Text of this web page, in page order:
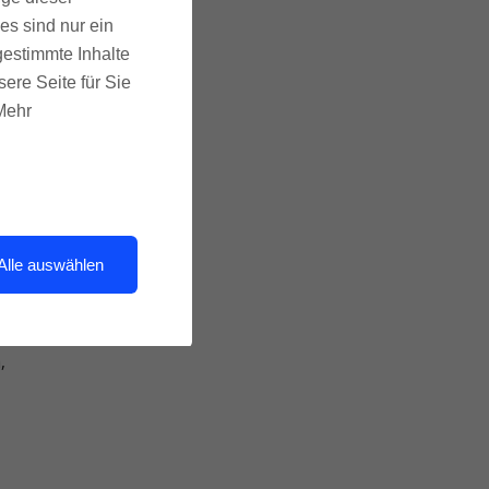
sind nur ein
Inhalte
Seite für Sie
auswählen